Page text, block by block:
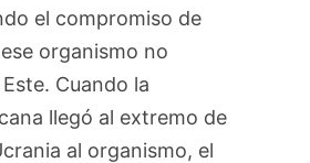
el compromiso de
organismo no
Cuando la
llegó al extremo de
al organismo, el